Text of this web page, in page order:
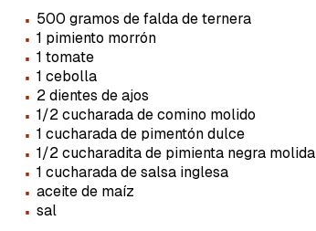
· 500 gramos de falda de ternera
· 1 pimiento morrón
· 1 tomate
· 1 cebolla
· 2 dientes de ajos
· 1/2 cucharada de comino molido
· 1 cucharada de pimentón dulce
· 1/2 cucharadita de pimienta negra molida
· 1 cucharada de salsa inglesa
· aceite de maíz
· sal